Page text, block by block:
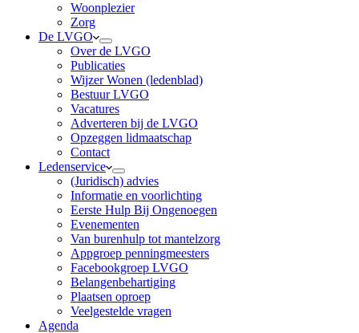
Woonplezier
Zorg
De LVGO
Over de LVGO
Publicaties
Wijzer Wonen (ledenblad)
Bestuur LVGO
Vacatures
Adverteren bij de LVGO
Opzeggen lidmaatschap
Contact
Ledenservice
(Juridisch) advies
Informatie en voorlichting
Eerste Hulp Bij Ongenoegen
Evenementen
Van burenhulp tot mantelzorg
Appgroep penningmeesters
Facebookgroep LVGO
Belangenbehartiging
Plaatsen oproep
Veelgestelde vragen
Agenda